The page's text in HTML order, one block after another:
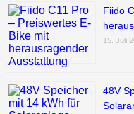
Fiido
15. Juli
48V